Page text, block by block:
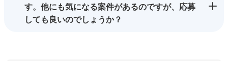
す。他にも気になる案件があるのですが、応募
しても良いのでしょうか？